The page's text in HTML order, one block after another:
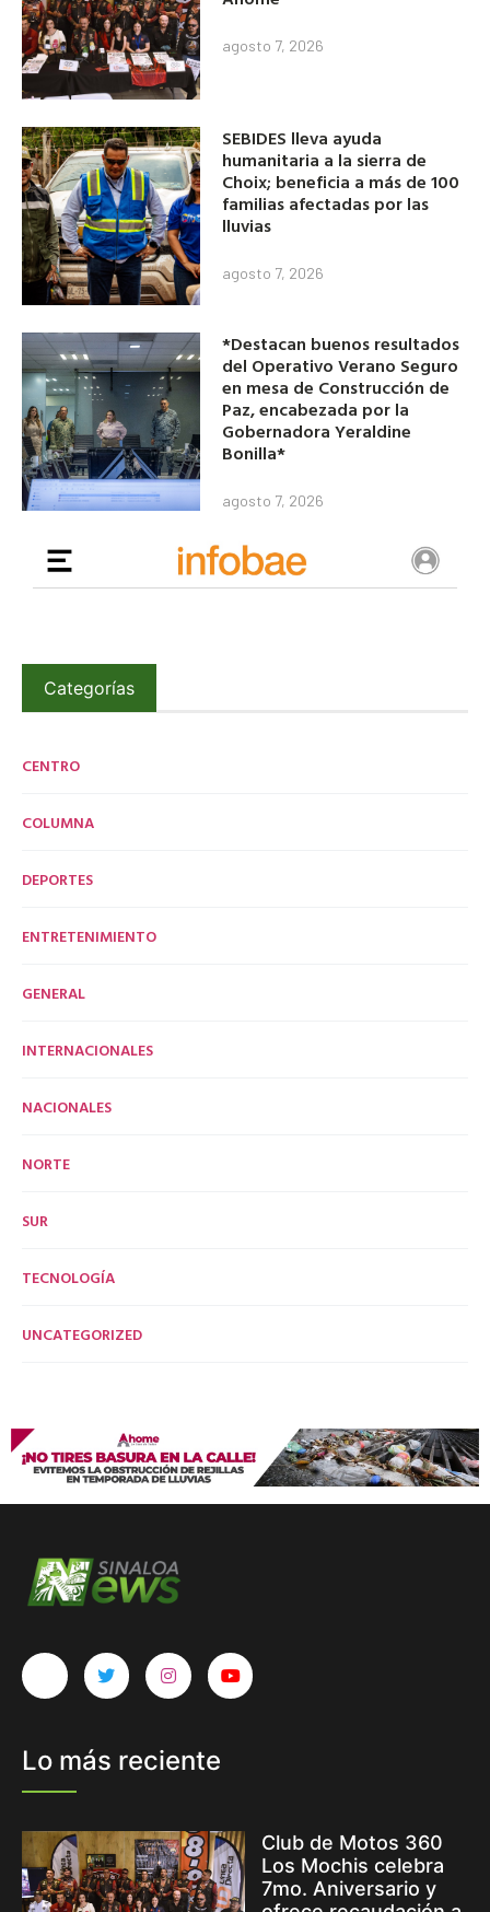
agosto 7, 2026
SEBIDES lleva ayuda
humanitaria a la sierra de
Choix; beneficia a más de 100
familias afectadas por las
lluvias
agosto 7, 2026
*Destacan buenos resultados
del Operativo Verano Seguro
en mesa de Construcción de
Paz, encabezada por la
Gobernadora Yeraldine
Bonilla*
agosto 7, 2026
Categorías
CENTRO
COLUMNA
DEPORTES
ENTRETENIMIENTO
GENERAL
INTERNACIONALES
NACIONALES
NORTE
SUR
TECNOLOGÍA
UNCATEGORIZED
Lo más reciente
Club de Motos 360
Los Mochis celebra
7mo. Aniversario y